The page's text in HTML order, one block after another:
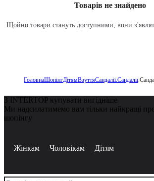
Товарів не знайдено
Щойно товари стануть доступними, вони
ГоловнаШопінгДітямВзуттяСандалії.Сандалії
З INTERTOP купувати вигідніше
Ми надсилатимемо вам тільки найкращі
шопінгу
Жінкам Чоловікам Дітям